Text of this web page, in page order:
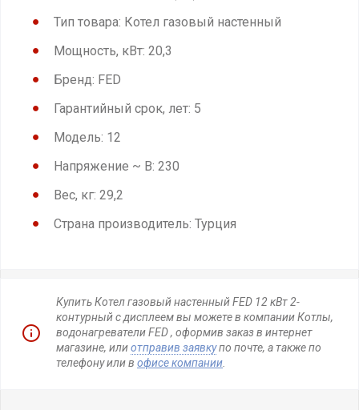
Тип товара: Котел газовый настенный
Мощность, кВт: 20,3
Бренд: FED
Гарантийный срок, лет: 5
Модель: 12
Напряжение ~ В: 230
Вес, кг: 29,2
Страна производитель: Турция
Купить Котел газовый настенный FED 12 кВт 2-
контурный с дисплеем вы можете в компании Котлы,
водонагреватели FED , оформив заказ в интернет
магазине, илиотправив заявкупо почте, а также по
телефону или в офисе компании